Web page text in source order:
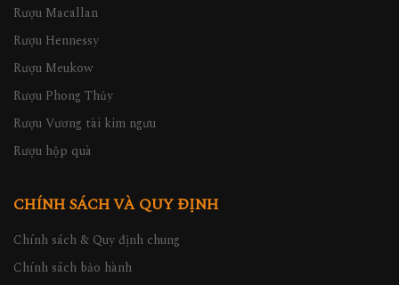
Rượu Macallan
Rượu Hennessy
Rượu Meukow
Rượu Phong Thủy
Rượu Vương tài kim ngưu
Rượu hộp quà
CHÍNH SÁCH VÀ QUY ĐỊNH
Chính sách & Quy định chung
Chính sách bảo hành